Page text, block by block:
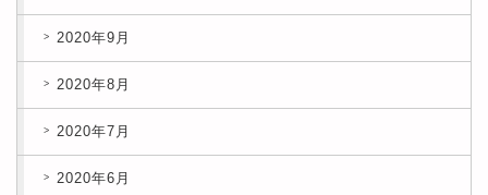
2020年9月
2020年8月
2020年7月
2020年6月